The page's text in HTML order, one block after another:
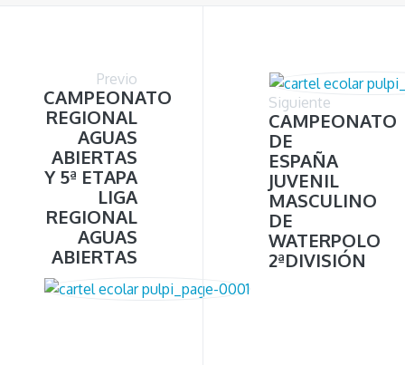
Previo
CAMPEONATO
REGIONAL
AGUAS
ABIERTAS
Y 5ª ETAPA
LIGA
REGIONAL
AGUAS
ABIERTAS
Siguiente
CAMPEONATO
DE
ESPAÑA
JUVENIL
MASCULINO
DE
WATERPOLO
2ªDIVISIÓN